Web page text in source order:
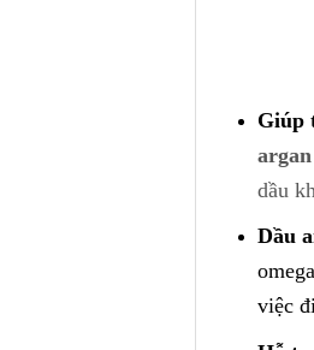
Giúp
dầu
Dầu
việc